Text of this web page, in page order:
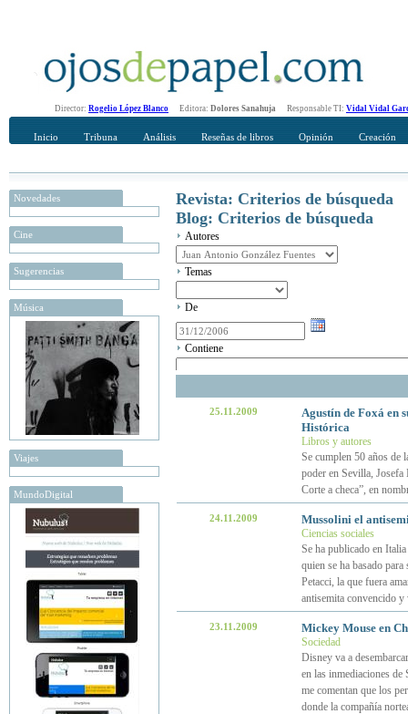
Director: Rogelio López Blanco Editora: Dolores Sanahuja Responsable TI: Vidal Vidal
Inicio Tribuna Análisis Reseñas de libros Opinión Creación
Novedades
Cine
Sugerencias
Música
Viajes
MundoDigital
Revista: Criterios de búsqueda
Blog: Criterios de búsqueda
Autores
Temas
De
Contiene
25.11.2009
Agustín de Foxá en
Histórica
Libros y autores
Se cumplen 50 años de
poder en Sevilla, Josefa
Corte a checa”, en
24.11.2009 Mussolini el
Ciencias sociales
Se ha publicado en
quien se ha basado
Petacci, la que fuera
antisemita convencido y
23.11.2009 Mickey Mouse en
Sociedad
Disney va a
en las inmediaciones de
me comentan que los
donde la compañía